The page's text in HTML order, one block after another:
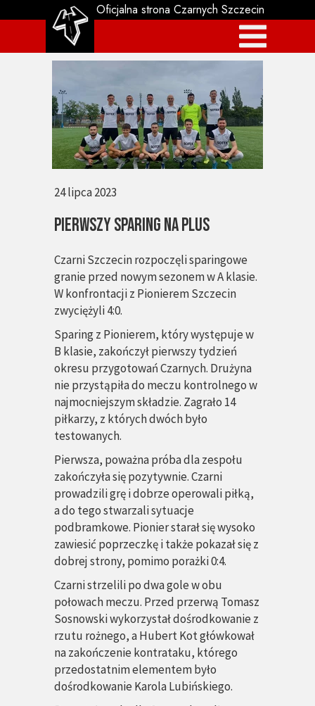
Czarni Szczecin rozpoczęli sparingowe
granie przed nowym sezonem w A klasie.
W konfrontacji z Pionierem Szczecin
zwyciężyli 4:0.
Sparing z Pionierem, który występuje w
B klasie, zakończył pierwszy tydzień
okresu przygotowań Czarnych. Drużyna
nie przystąpiła do meczu kontrolnego w
najmocniejszym składzie. Zagrało 14
piłkarzy, z których dwóch było
testowanych.
Pierwsza, poważna próba dla zespołu
zakończyła się pozytywnie. Czarni
prowadzili grę i dobrze operowali piłką,
a do tego stwarzali sytuacje
podbramkowe. Pionier starał się wysoko
zawiesić poprzeczkę i także pokazał się z
dobrej strony, pomimo porażki 0:4.
Czarni strzelili po dwa gole w obu
połowach meczu. Przed przerwą Tomasz
Sosnowski wykorzystał dośrodkowanie z
rzutu rożnego, a Hubert Kot główkował
na zakończenie kontrataku, którego
przedostatnim elementem było
dośrodkowanie Karola Lubińskiego.
PIERWSZY SPARING NA PLUS
24 lipca 2023
Oficjalna strona Czarnych Szczecin